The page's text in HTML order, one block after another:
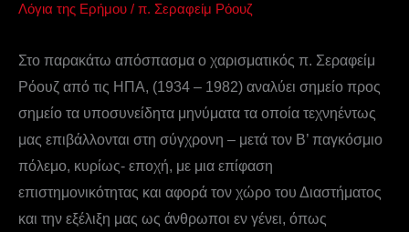
Λόγια της Ερήμου / π. Σεραφείμ Ρόουζ
Στο παρακάτω απόσπασμα ο χαρισματικός π. Σεραφείμ
Ρόουζ από τις ΗΠΑ, (1934 – 1982) αναλύει σημείο προς
σημείο τα υποσυνείδητα μηνύματα τα οποία τεχνηέντως
μας επιβάλλονται στη σύγχρονη – μετά τον Β’ παγκόσμιο
πόλεμο, κυρίως- εποχή, με μια επίφαση
επιστημονικότητας και αφορά τον χώρο του Διαστήματος
και την εξέλιξη μας ως άνθρωποι εν γένει, όπως